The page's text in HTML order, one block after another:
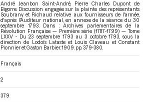
André Jeanbon Saint-André, Pierre Charles Dupont de
Bigorre. Discussion engagée sur la plainte des représentants
Soubrany et Richaud relative aux fournisseurs de l'armée,
d'après l'Auditeur national, en annexe de la séance du 30
septembre 1793. Dans : Archives parlementaires de la
Révolution Française — Première série (1787-1799) — Tome
LXXV - Du 23 septembre 1793 au 3 octobre 1793
, sous la
direction de Lodoïs Lataste et Louis Claveau et Constant
Pionnier et Gaston Barbier. 1909. pp. 379-380.
Français
2
379